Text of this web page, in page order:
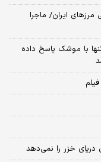
ایران/ ماجرا
با موشک پاسخ داده
خزر را نمی‌دهد